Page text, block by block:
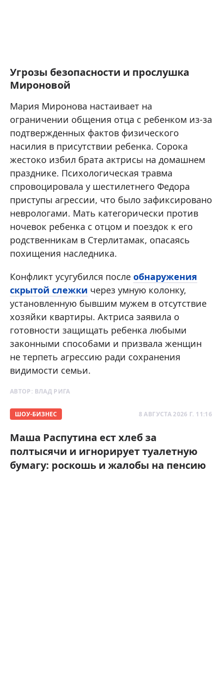
Угрозы безопасности и прослушка
Мироновой
Мария Миронова настаивает на
ограничении общения отца с ребенком из-за
подтвержденных фактов физического
насилия в присутствии ребенка. Сорока
жестоко избил брата актрисы на домашнем
празднике. Психологическая травма
спровоцировала у шестилетнего Федора
приступы агрессии, что было зафиксировано
неврологами. Мать категорически против
ночевок ребенка с отцом и поездок к его
родственникам в Стерлитамак, опасаясь
похищения наследника.
Конфликт усугубился после обнаружения
скрытой слежки через умную колонку,
установленную бывшим мужем в отсутствие
хозяйки квартиры. Актриса заявила о
готовности защищать ребенка любыми
законными способами и призвала женщин
не терпеть агрессию ради сохранения
видимости семьи.
АВТОР: ВЛАД РИГА
ШОУ-БИЗНЕС 8 АВГУСТА 2026 Г. 11:16
Маша Распутина ест хлеб за
полтысячи и игнорирует туалетную
бумагу: роскошь и жалобы на пенсию